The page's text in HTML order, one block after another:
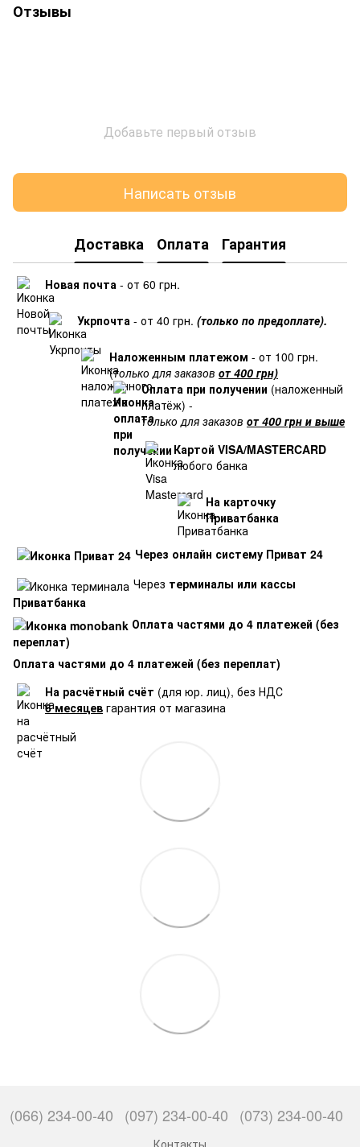
Отзывы
Добавьте первый отзыв
Написать отзыв
Доставка Оплата Гарантия
Новая почта - от 60 грн.
Укрпочта - от 40 грн. (только по предоплате).
Наложенным платежом - от 100 грн.
(только для заказов от 400 грн)
Оплата при получении (наложенный
платёж) -
только для заказов от 400 грн и выше
Картой VISA/MASTERCARD
любого банка
На карточку
Приватбанка
Через онлайн систему Приват 24
Через терминалы или кассы
Приватбанка
Оплата частями до 4 платежей (без
переплат)
Оплата частями до 4 платежей (без переплат)
На расчётный счёт (для юр. лиц), без НДС
6 месяцев гарантия от магазина
(066) 234-00-40 (097) 234-00-40 (073) 234-00-40
Контакты